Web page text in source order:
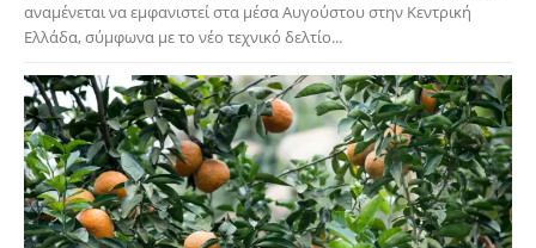
αναμένεται να εμφανιστεί στα μέσα Αυγούστου στην Κεντρική
Ελλάδα, σύμφωνα με το νέο τεχνικό δελτίο...